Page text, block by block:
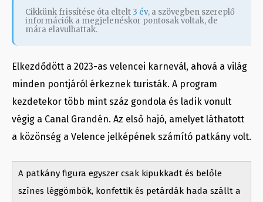
Cikkünk frissítése óta eltelt 3 év, a szövegben szereplő
információk a megjelenéskor pontosak voltak, de
mára elavulhattak.
Elkezdődött a 2023-as velencei karnevál, ahová a világ
minden pontjáról érkeznek turisták. A program
kezdetekor több mint száz gondola és ladik vonult
végig a Canal Grandén. Az első hajó, amelyet láthatott
a közönség a Velence jelképének számító patkány volt.
A patkány figura egyszer csak kipukkadt és belőle
színes léggömbök, konfettik és petárdák hada szállt a